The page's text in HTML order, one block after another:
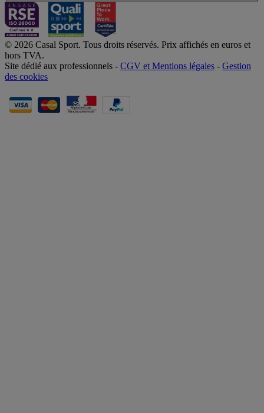
© 2026 Casal Sport. Tous droits réservés. Prix affichés en euros et
hors TVA.
Site dédié aux professionnels - CGV et Mentions légales - Gestion
des cookies